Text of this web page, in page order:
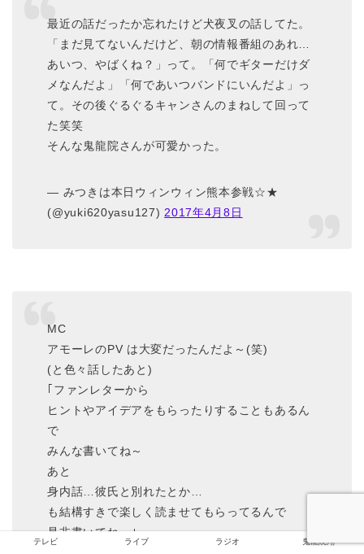
最近の話だったか忘れたけど犬夜叉の話してた。
「まだ見てないんだけど、朝の情報番組のあれ…
あいつ、やばくね？」って。「何でギターだけダ
メなんだよ」「何であいつバンドにいんだよ」っ
て。その後ぐるぐるキャンさんのまねして回って
た笑笑
そんな鬼龍院さんが可愛かった。
— みつきは本日ウィンウィン熊本参戦☆★
(@yuki620yasu127) 2017年4月8日
MC
アモーレのPV は大変だったんだよ～(笑)
(と色々話したあと)
｢ファンレターから
ヒントやアイデアをもらったりすることもあるん
で
みんな書いてね～
あと
身内話…彼氏と別れたとか…
も結構すきで楽しく読ませてもらってるんで
是非書いてね～｣
テレビ ライブ ラジオ 鬼龍院翔